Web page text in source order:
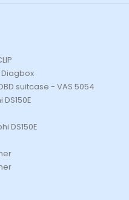
suitcase - VAS 5054
DS150E